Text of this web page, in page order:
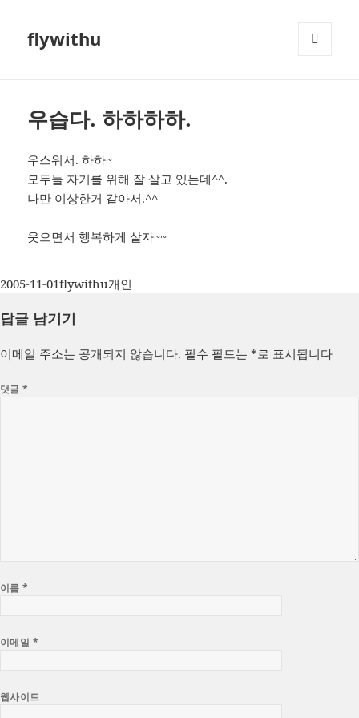
flywithu
우습다. 하하하하.
우스워서. 하하~
모두들 자기를 위해 잘 살고 있는데^^.
나만 이상한거 같아서.^^
웃으면서 행복하게 살자~~
작
일
2005-11-01글
이
flywithu카
개인
답글 남기기
이메일 주소는 공개되지 않습니다. 필수 필드는 *로 표시됩니다
댓글*
이름*
이메일 *
웹사이트